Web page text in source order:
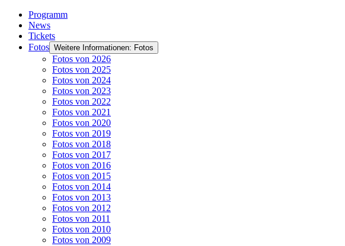
Programm
News
Tickets
Fotos Weitere Informationen: Fotos
Fotos von 2026
Fotos von 2025
Fotos von 2024
Fotos von 2023
Fotos von 2022
Fotos von 2021
Fotos von 2020
Fotos von 2019
Fotos von 2018
Fotos von 2017
Fotos von 2016
Fotos von 2015
Fotos von 2014
Fotos von 2013
Fotos von 2012
Fotos von 2011
Fotos von 2010
Fotos von 2009